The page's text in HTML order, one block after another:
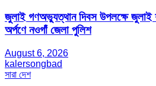
জুলাই গণঅভ্যুত্থান দিবস উপলক্ষে জুলাই
অর্পণে নওগাঁ জেলা পুলিশ
August 6, 2026
kalersongbad
সারা দেশ